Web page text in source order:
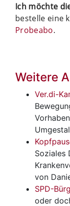
Ich möchte
bestelle eine
Probeabo.
Weitere
Ver.di-
Soziales
von
SPD-
oder